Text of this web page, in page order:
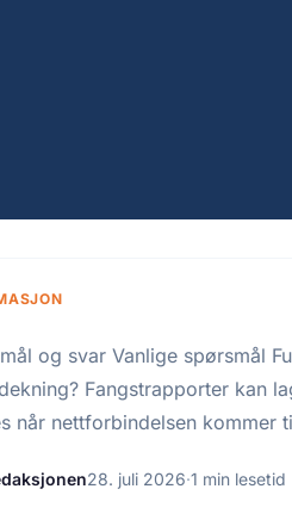
og svar Vanlige spørsmål
Fangstrapporter kan
når nettforbindelsen kommer
28. juli 2026·1 min lesetid